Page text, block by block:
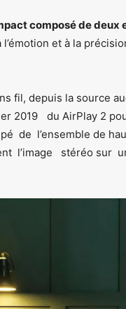
composé de deux
et à la
fil, depuis la source
2019 du AirPlay 2
de l’ensemble de
l’image stéréo sur